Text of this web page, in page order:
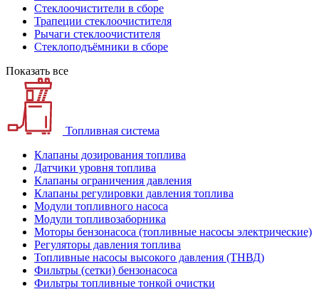
Стеклоочистители в сборе
Трапеции стеклоочистителя
Рычаги стеклоочистителя
Стеклоподъёмники в сборе
Показать все
Топливная система
Клапаны дозирования топлива
Датчики уровня топлива
Клапаны ограничения давления
Клапаны регулировки давления топлива
Модули топливного насоса
Модули топливозаборника
Моторы бензонасоса (топливные насосы электрические)
Регуляторы давления топлива
Топливные насосы высокого давления (ТНВД)
Фильтры (сетки) бензонасоса
Фильтры топливные тонкой очистки